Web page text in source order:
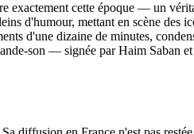
exactement cette époque — un
d'humour, mettant en scène
d'une dizaine de minutes,
son — signée par Haim